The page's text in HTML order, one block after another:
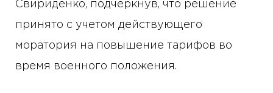
Свириденко, подчеркнув, что решение
принято с учетом действующего
моратория на повышение тарифов во
время военного положения.